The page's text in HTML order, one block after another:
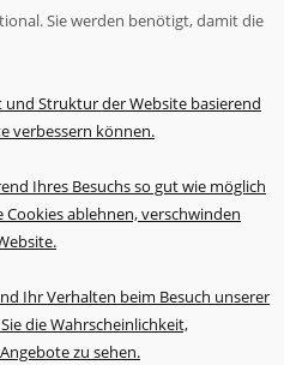
Sie werden benötigt, damit die
Struktur der Website basierend
verbessern können.
Ihres Besuchs so gut wie möglich
ablehnen, verschwinden
Ihr Verhalten beim Besuch unserer
die Wahrscheinlichkeit,
zu sehen.